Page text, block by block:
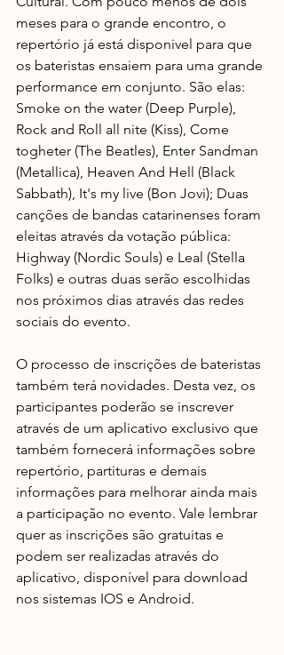
meses para o grande encontro, o
repertório já está disponivel para que
os bateristas ensaiem para uma grande
performance em conjunto. São elas:
Smoke on the water (Deep Purple),
Rock and Roll all nite (Kiss), Come
togheter (The Beatles), Enter Sandman
(Metallica), Heaven And Hell (Black
Sabbath), It's my live (Bon Jovi); Duas
canções de bandas catarinenses foram
eleitas através da votação pública:
Highway (Nordic Souls) e Leal (Stella
Folks) e outras duas serão escolhidas
nos próximos dias através das redes
sociais do evento.
O processo de inscrições de bateristas
também terá novidades. Desta vez, os
participantes poderão se inscrever
através de um aplicativo exclusivo que
também fornecerá informações sobre
repertório, partituras e demais
informações para melhorar ainda mais
a participação no evento. Vale lembrar
quer as inscrições são gratuitas e
podem ser realizadas através do
aplicativo, disponível para download
nos sistemas IOS e Android.